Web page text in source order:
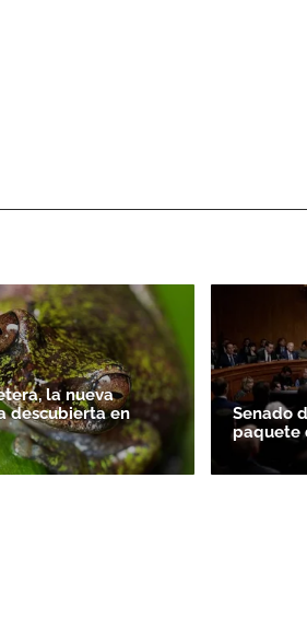
la nueva
descubierta en
Senado
paquete